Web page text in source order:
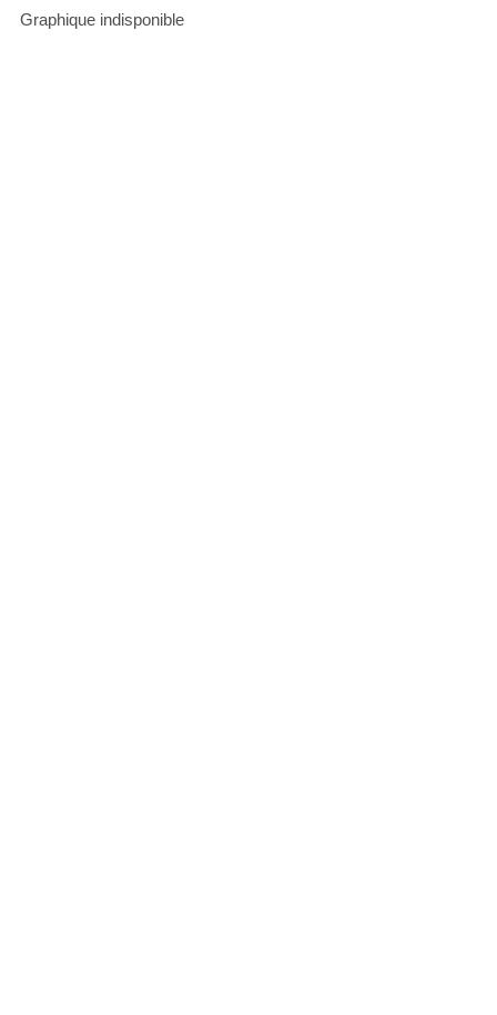
Graphique indisponible